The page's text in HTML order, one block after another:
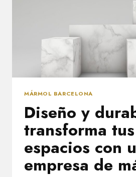
MÁRMOL BARCELONA
Diseño y
transforma tus
espacios con
empresa de